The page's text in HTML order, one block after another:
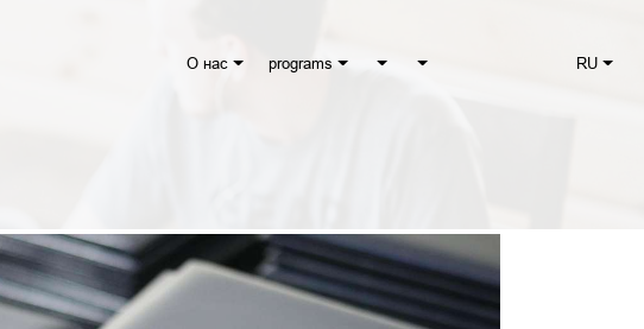
О нас programs RU